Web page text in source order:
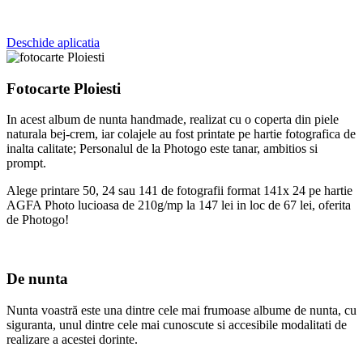
Deschide aplicatia
Fotocarte Ploiesti
In acest album de nunta handmade, realizat cu o coperta din piele
naturala bej-crem, iar colajele au fost printate pe hartie fotografica de
inalta calitate; Personalul de la Photogo este tanar, ambitios si
prompt.
Alege printare 50, 24 sau 141 de fotografii format 141x 24 pe hartie
AGFA Photo lucioasa de 210g/mp la 147 lei in loc de 67 lei, oferita
de Photogo!
De nunta
Nunta voastră este una dintre cele mai frumoase albume de nunta, cu
siguranta, unul dintre cele mai cunoscute si accesibile modalitati de
realizare a acestei dorinte.